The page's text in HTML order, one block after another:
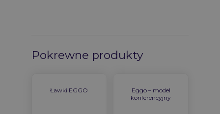
Pokrewne produkty
Ławki EGGO
Eggo – model
konferencyjny